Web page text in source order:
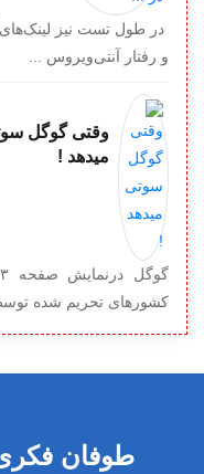
در طول تست نیز لینک‌های
و رفتار آنتی‌ویروس ...
وقتی گوگل
میدهد !
کشورهای تحریم شده
طوفان فکری